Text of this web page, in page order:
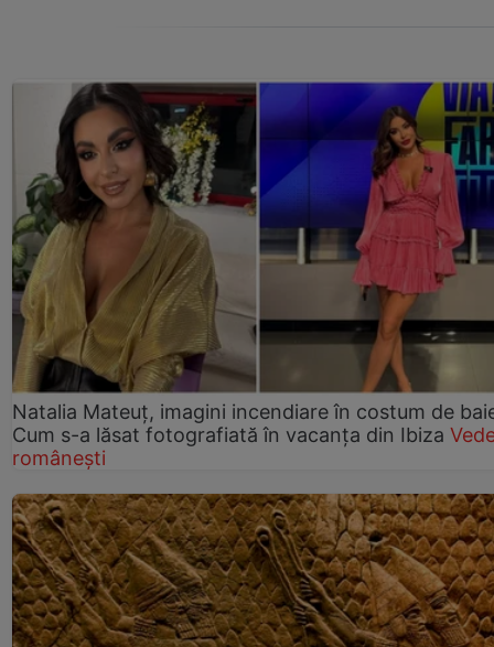
Natalia Mateuț, imagini incendiare în costum de
Cum s-a lăsat fotografiată în vacanța din Ibiza
românești